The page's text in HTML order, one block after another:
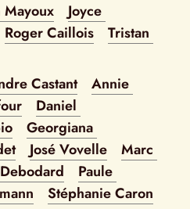
Mayoux
Joyce
Roger Caillois
Tristan
Castant
Annie
Daniel
Georgiana
José Vovelle
Marc
Paule
Stéphanie Caron